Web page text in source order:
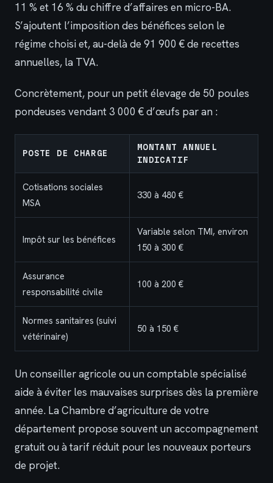
11 % et 16 % du chiffre d’affaires en micro-BA.
S’ajoutent l’imposition des bénéfices selon le
régime choisi et, au-delà de 91 900 € de recettes
annuelles, la TVA.
Concrètement, pour un petit élevage de 50 poules
pondeuses vendant 3 000 € d’œufs par an :
POSTE DE CHARGE
MONTANT ANNUEL
INDICATIF
Cotisations sociales
MSA
330 à 480 €
Impôt sur les bénéfices
Variable selon TMI, environ
150 à 300 €
Assurance
responsabilité civile
100 à 200 €
Normes sanitaires (suivi
vétérinaire)
50 à 150 €
Un conseiller agricole ou un comptable spécialisé
aide à éviter les mauvaises surprises dès la première
année. La Chambre d’agriculture de votre
département propose souvent un accompagnement
gratuit ou à tarif réduit pour les nouveaux porteurs
de projet.